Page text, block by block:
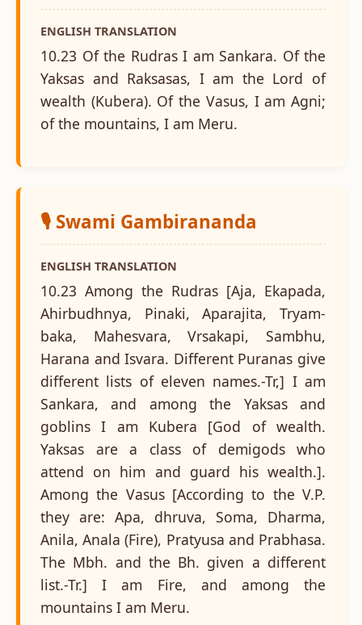
ENGLISH TRANSLATION
10.23 Of the Rudras I am Sankara. Of the
Yaksas and Raksasas, I am the Lord of
wealth (Kubera). Of the Vasus, I am Agni;
of the mountains, I am Meru.
🎙️ Swami Gambirananda
ENGLISH TRANSLATION
10.23 Among the Rudras [Aja, Ekapada,
Ahirbudhnya, Pinaki, Aparajita, Tryam-
baka, Mahesvara, Vrsakapi, Sambhu,
Harana and Isvara. Different Puranas give
different lists of eleven names.-Tr,] I am
Sankara, and among the Yaksas and
goblins I am Kubera [God of wealth.
Yaksas are a class of demigods who
attend on him and guard his wealth.].
Among the Vasus [According to the V.P.
they are: Apa, dhruva, Soma, Dharma,
Anila, Anala (Fire), Pratyusa and Prabhasa.
The Mbh. and the Bh. given a different
list.-Tr.] I am Fire, and among the
mountains I am Meru.